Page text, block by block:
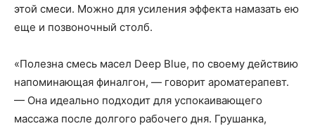
этой смеси. Можно для усиления эффекта намазать ею
еще и позвоночный столб.
«Полезна смесь масел Deep Blue, по своему действию
напоминающая финалгон, — говорит ароматерапевт.
— Она идеально подходит для успокаивающего
массажа после долгого рабочего дня. Грушанка,